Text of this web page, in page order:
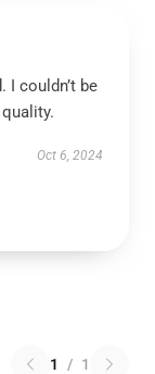
couldn’t be
Oct 6, 2024
1 / 1